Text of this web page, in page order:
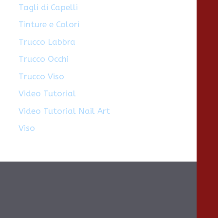
Tagli di Capelli
Tinture e Colori
Trucco Labbra
Trucco Occhi
Trucco Viso
Video Tutorial
Video Tutorial Nail Art
Viso